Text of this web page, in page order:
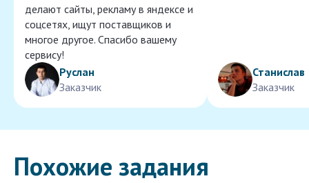
делают сайты, рекламу в яндексе и
соцсетях, ищут поставщиков и
многое другое. Спасибо вашему
сервису!
Руслан
Заказчик
Станислав
Заказчик
Похожие задания